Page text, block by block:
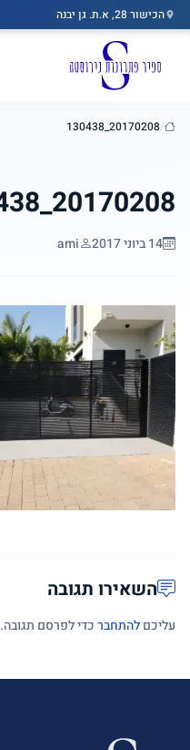
דלג לתוכן הראשי
הכישור 28, א.ת. גן יבנה
בית
/
20170208_130438
20170208_130438
14 ביוני 2017 ami
השאירו תגובה
עליכםלהתחברכדי לפרסם תגובה.